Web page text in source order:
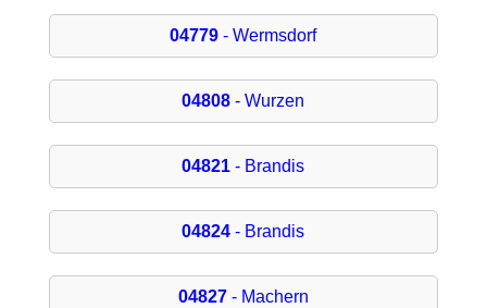
04779 - Wermsdorf
04808 - Wurzen
04821 - Brandis
04824 - Brandis
04827- Machern